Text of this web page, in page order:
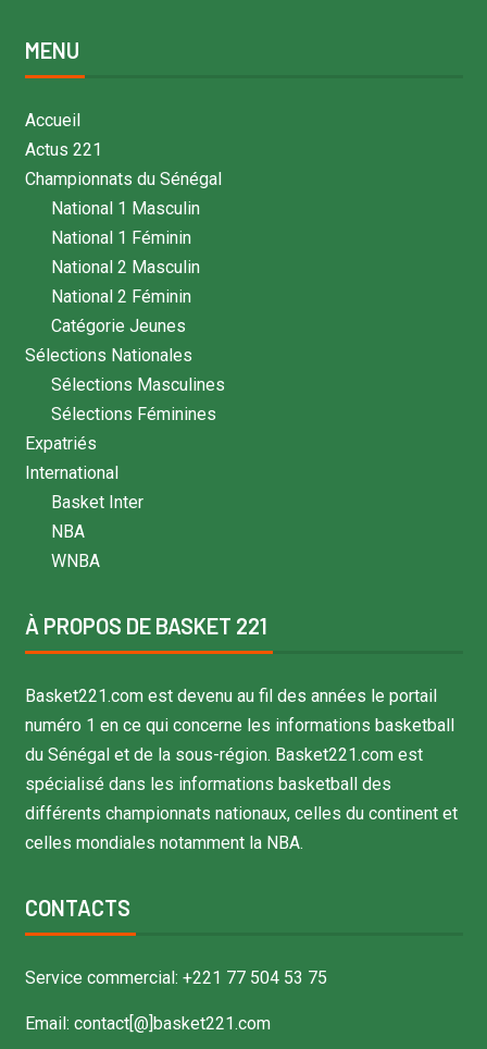
MENU
Accueil
Actus 221
Championnats du Sénégal
National 1 Masculin
National 1 Féminin
National 2 Masculin
National 2 Féminin
Catégorie Jeunes
Sélections Nationales
Sélections Masculines
Sélections Féminines
Expatriés
International
Basket Inter
NBA
WNBA
À PROPOS DE BASKET 221
Basket221.com est devenu au fil des années le portail
numéro 1 en ce qui concerne les informations basketball
du Sénégal et de la sous-région. Basket221.com est
spécialisé dans les informations basketball des
différents championnats nationaux, celles du continent et
celles mondiales notamment la NBA.
CONTACTS
Service commercial: +221 77 504 53 75
Email: contact[@]basket221.com